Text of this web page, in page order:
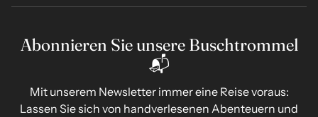
Abonnieren Sie unsere Buschtrommel
📬
Mit unserem Newsletter immer eine Reise voraus:
Lassen Sie sich von handverlesenen Abenteuern und